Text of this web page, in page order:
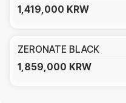
1,419,000 KRW
ZERONATE BLACK
1,859,000 KRW